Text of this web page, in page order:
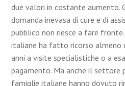
due valori in costante aumento.
domanda inevasa di cure e di
pubblico non riesce a fare
italiane ha fatto ricorso almeno
anni a visite specialistiche o a
pagamento. Ma anche il settore
famiglie italiane hanno dovuto